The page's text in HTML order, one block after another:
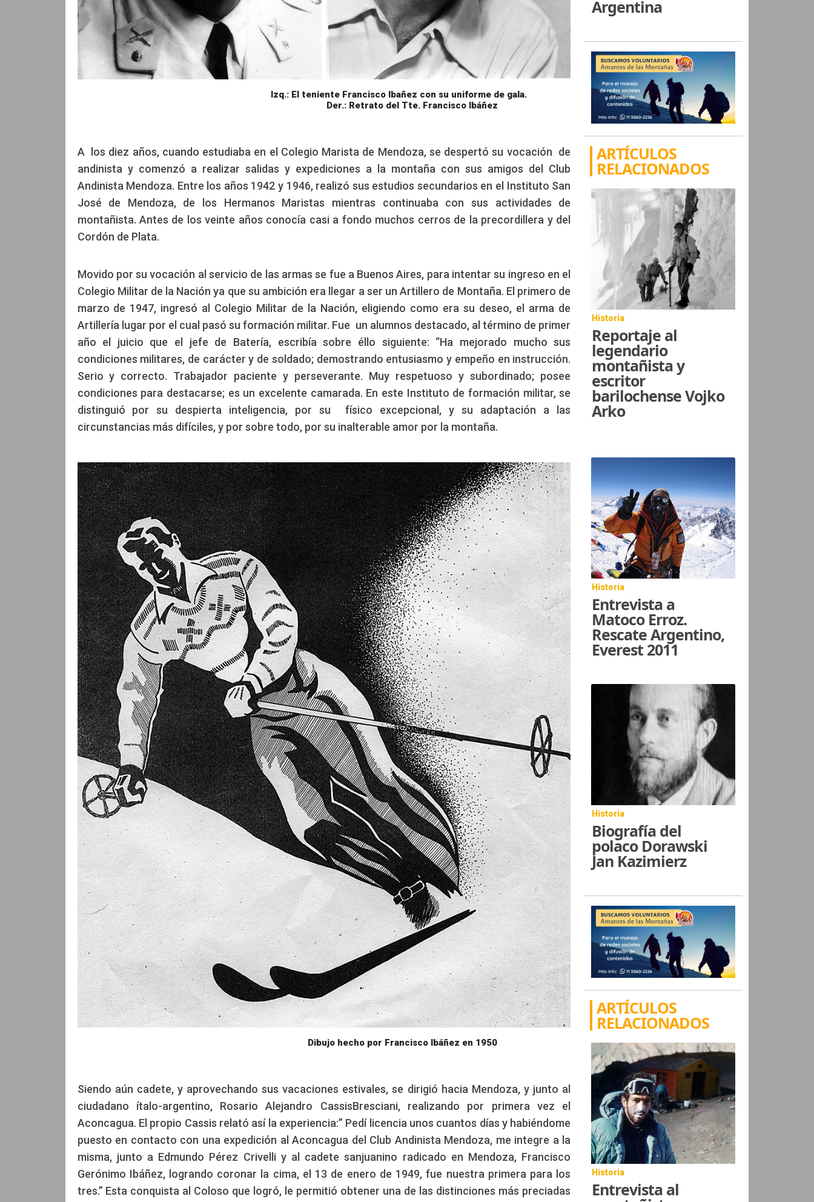
Izq.: El teniente Francisco Ibañez con su uniforme de gala.
Der.: Retrato del Tte. Francisco Ibáñez
A los diez años, cuando estudiaba en el Colegio Marista de Mendoza, se despertó su vocación de
andinista y comenzó a realizar salidas y expediciones a la montaña con sus amigos del Club
Andinista Mendoza. Entre los años 1942 y 1946, realizó sus estudios secundarios en el Instituto San
José de Mendoza, de los Hermanos Maristas mientras continuaba con sus actividades de
montañista. Antes de los veinte años conocía casi a fondo muchos cerros de la precordillera y del
Cordón de Plata.
Movido por su vocación al servicio de las armas se fue a Buenos Aires, para intentar su ingreso en el
Colegio Militar de la Nación ya que su ambición era llegar a ser un Artillero de Montaña. El primero de
marzo de 1947, ingresó al Colegio Militar de la Nación, eligiendo como era su deseo, el arma de
Artillería lugar por el cual pasó su formación militar. Fue un alumnos destacado, al término de primer
año el juicio que el jefe de Batería, escribía sobre éllo siguiente: “Ha mejorado mucho sus
condiciones militares, de carácter y de soldado; demostrando entusiasmo y empeño en instrucción.
Serio y correcto. Trabajador paciente y perseverante. Muy respetuoso y subordinado; posee
condiciones para destacarse; es un excelente camarada. En este Instituto de formación militar, se
distinguió por su despierta inteligencia, por su físico excepcional, y su adaptación a las
circunstancias más difíciles, y por sobre todo, por su inalterable amor por la montaña.
Dibujo hecho por Francisco Ibáñez en 1950
Siendo aún cadete, y aprovechando sus vacaciones estivales, se dirigió hacia Mendoza, y junto al
ciudadano ítalo-argentino, Rosario Alejandro CassisBresciani, realizando por primera vez el
Aconcagua. El propio Cassis relató así la experiencia:” Pedí licencia unos cuantos días y habiéndome
puesto en contacto con una expedición al Aconcagua del Club Andinista Mendoza, me integre a la
misma, junto a Edmundo Pérez Crivelli y al cadete sanjuanino radicado en Mendoza, Francisco
Gerónimo Ibáñez, logrando coronar la cima, el 13 de enero de 1949, fue nuestra primera para los
tres.” Esta conquista al Coloso que logró, le permitió obtener una de las distinciones más preciadas
Argentina
ARTÍCULOS
RELACIONADOS
Historia
Reportaje al
legendario
montañista y
escritor
barilochense Vojko
Arko
Historia
Entrevista a
Matoco Erroz.
Rescate Argentino,
Everest 2011
Historia
Biografía del
polaco Dorawski
Jan Kazimierz
ARTÍCULOS
RELACIONADOS
Historia
Entrevista al